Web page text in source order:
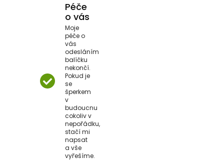
Péče
o vás
Moje
péče o
vás
odesláním
balíčku
nekončí.
Pokud je
se
šperkem
v
budoucnu
cokoliv v
nepořádku,
stačí mi
napsat
a vše
vyřešíme.